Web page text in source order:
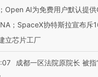
Open AI为免费用户默认提
；SpaceX协特斯拉宣布斥
立芯片工厂
成都一区法院原院长 被指